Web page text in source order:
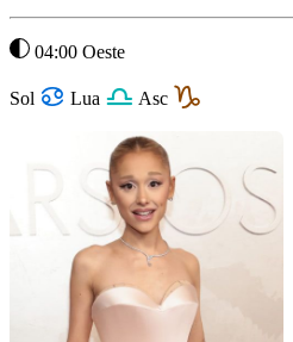
04:00 Oeste
Sol Lua Asc